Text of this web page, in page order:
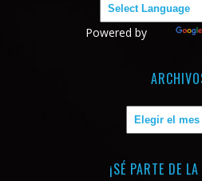
Powered by
Archivos
¡SÉ PARTE DE